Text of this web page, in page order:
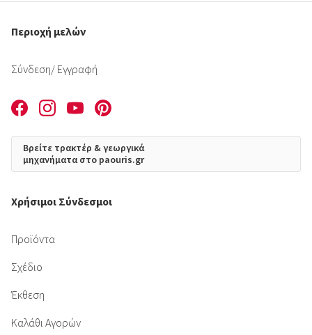
Περιοχή μελών
Σύνδεση/ Εγγραφή
Βρείτε τρακτέρ & γεωργικά
μηχανήματα στο paouris.gr
Χρήσιμοι Σύνδεσμοι
Προϊόντα
Σχέδιο
Έκθεση
Καλάθι Αγορών